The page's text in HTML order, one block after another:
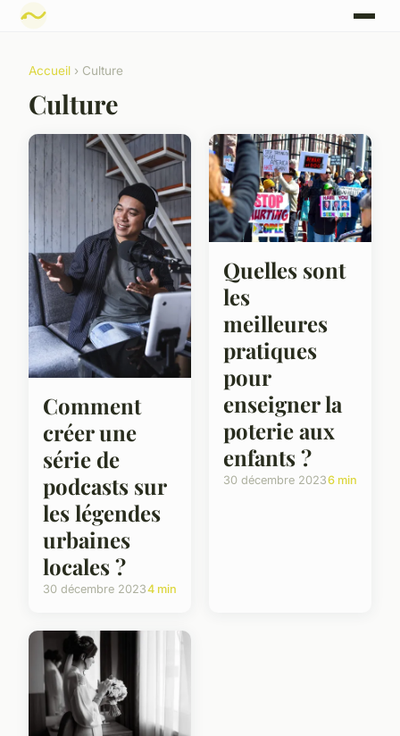
Accueil › Culture
Culture
Comment
créer une
série de
podcasts sur
les légendes
urbaines
locales ?
30 décembre 20234 min
Quelles sont
les
meilleures
pratiques
pour
enseigner la
poterie aux
enfants ?
30 décembre 20236 min